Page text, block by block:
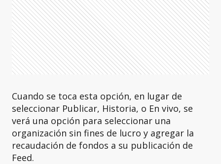
Cuando se toca esta opción, en lugar de
seleccionar Publicar, Historia, o En vivo, se
verá una opción para seleccionar una
organización sin fines de lucro y agregar la
recaudación de fondos a su publicación de
Feed.